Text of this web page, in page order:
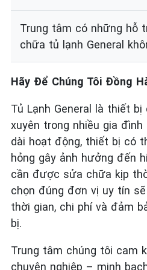
Trung tâm có những hỗ
chữa tủ lạnh General
Hãy Để Chúng Tôi Đồng
Tủ Lạnh General là thiết
xuyên trong nhiều gia đình
dài hoạt động, thiết bị có
hỏng gây ảnh hưởng đến
cần được sửa chữa kịp
chọn đúng đơn vị uy tín
thời gian, chi phí và đảm
bị.
Trung tâm chúng tôi cam
chuyên nghiệp – minh